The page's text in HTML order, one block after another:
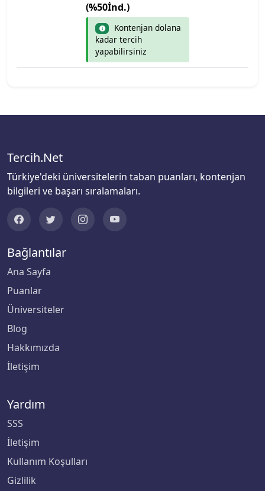
Muğla Sıtkı Koçman Üniversitesi
Munzur Üniversitesi
Niğde Ömer Halisdemir Üniversitesi
Nuh Naci Yazgan Üniversitesi
ODTÜ Kuzey Kıbrıs Kampusu
Ondokuz Mayıs Üniversitesi
Ordu Üniversitesi
Orta Doğu Teknik Üniversitesi
Ostim Teknik Üniversitesi
Rauf Denktaş Üniversitesi
(%50İnd.)
Kontenjan dolana
kadar tercih
yapabilirsiniz
Tercih.Net
Türkiye'deki üniversitelerin taban puanları, kontenjan
bilgileri ve başarı sıralamaları.
Bağlantılar
Ana Sayfa
Puanlar
Üniversiteler
Blog
Hakkımızda
İletişim
Yardım
SSS
İletişim
Kullanım Koşulları
Gizlilik